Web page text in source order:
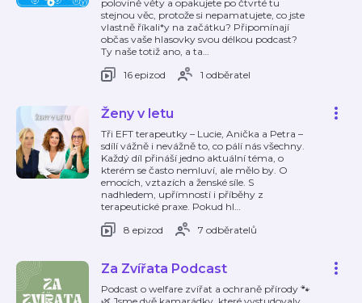
polovině věty a opakujete po čtvrté tu
stejnou věc, protože si nepamatujete, co jste
vlastně říkali*y na začátku? Připomínají
občas vaše hlasovky svou délkou podcast?
Ty naše totiž ano, a ta…
16 epizod
1 odběratel
Ženy v letu
Tři EFT terapeutky – Lucie, Anička a Petra –
sdílí vážně i nevážně to, co pálí nás všechny.
Každý díl přináší jedno aktuální téma, o
kterém se často nemluví, ale mělo by. O
emocích, vztazích a ženské síle. S
nadhledem, upřímností i příběhy z
terapeutické praxe. Pokud hl…
8 epizod
7 odběratelů
Za Zvířata Podcast
Podcast o welfare zvířat a ochraně přírody 🐾